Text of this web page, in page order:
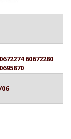
60672280